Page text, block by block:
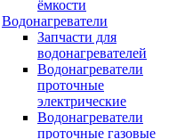
ёмкости
Водонагреватели
Запчасти для
водонагревателей
Водонагреватели
проточные
электрические
Водонагреватели
проточные газовые